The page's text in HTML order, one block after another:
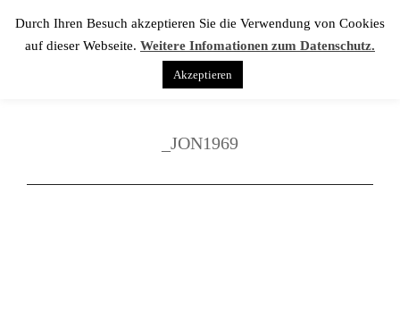
_JON1969
Durch Ihren Besuch akzeptieren Sie die Verwendung von Cookies
auf dieser Webseite. Weitere Infomationen zum Datenschutz.
Akzeptieren